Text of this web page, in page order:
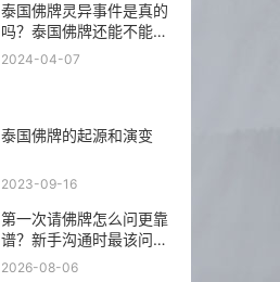
泰国佛牌灵异事件是真的
吗？泰国佛牌还能不能
请？
2024-04-07
泰国佛牌的起源和演变
2023-09-16
第一次请佛牌怎么问更靠
谱？新手沟通时最该问的
5 个问题
2026-08-06